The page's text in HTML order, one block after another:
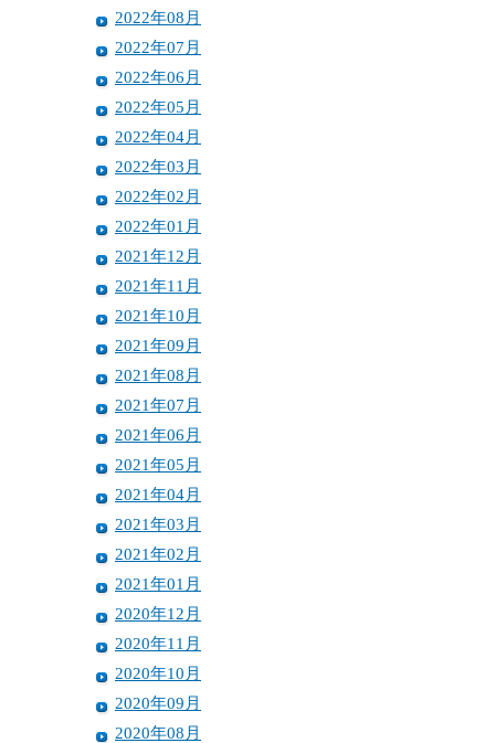
2022年08月
2022年07月
2022年06月
2022年05月
2022年04月
2022年03月
2022年02月
2022年01月
2021年12月
2021年11月
2021年10月
2021年09月
2021年08月
2021年07月
2021年06月
2021年05月
2021年04月
2021年03月
2021年02月
2021年01月
2020年12月
2020年11月
2020年10月
2020年09月
2020年08月